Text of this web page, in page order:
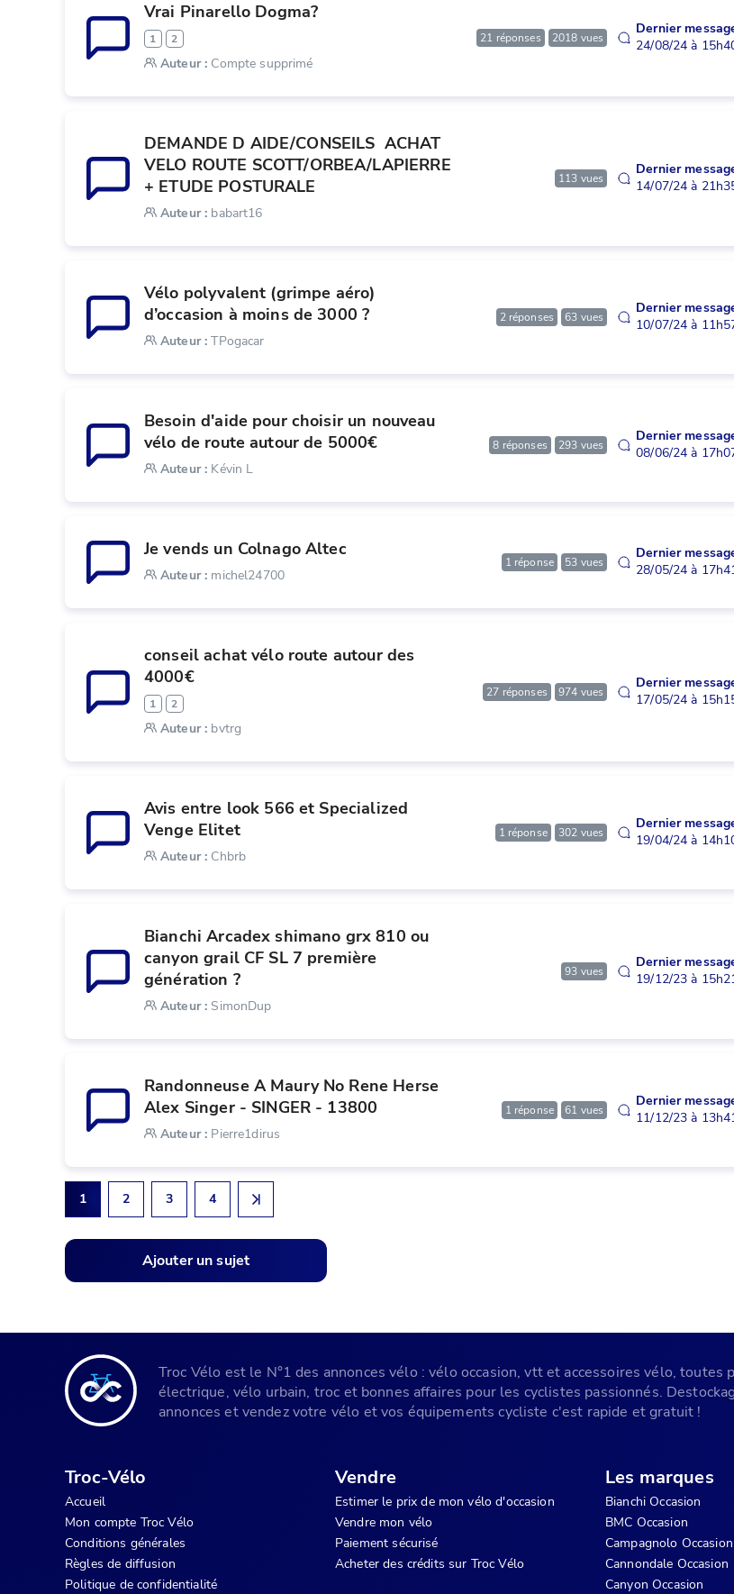
Vrai Pinarello Dogma?
1 2
Auteur: Compte supprimé
21 réponses 2018 vues
Dernier
24/08/24 à
DEMANDE D AIDE/CONSEILS  ACHAT
VELO ROUTE SCOTT/ORBEA/LAPIERRE
+ ETUDE POSTURALE
Auteur: babart16
113 vues
Dernier
14/07/24 à
Vélo polyvalent (grimpe aéro)
d’occasion à moins de 3000 ?
Auteur:TPogacar
2 réponses 63 vues
Dernier
10/07/24 à
Besoin d'aide pour choisir un nouveau
vélo de route autour de 5000€
Auteur: Kévin L
8 réponses 293 vues
Dernier
08/06/24 à
Je vends un Colnago Altec
Auteur: michel24700
1 réponse 53 vues
Dernier
28/05/24 à
conseil achat vélo route autour des
4000€
1 2
Auteur: bvtrg
27 réponses 974 vues
Dernier
17/05/24 à
Avis entre look 566 et Specialized
Venge Elitet
Auteur: Chbrb
1 réponse 302 vues
Dernier
19/04/24 à
Bianchi Arcadex shimano grx 810 ou
canyon grail CF SL 7 première
génération ?
Auteur: SimonDup
93 vues
Dernier
19/12/23 à
Randonneuse A Maury No Rene Herse
Alex Singer - SINGER - 13800
Auteur: Pierre1dirus
1 réponse 61 vues
Dernier
11/12/23 à
1 2 3 4
Ajouter un sujet
Troc Vélo est le N°1 des annonces vélo : vélo occasion, vtt et accessoires vélo,
électrique, vélo urbain, troc et bonnes affaires pour les cyclistes passionnés.
annonces et vendez votre vélo et vos équipements cycliste c'est rapide et gratuit !
Troc-Vélo
Accueil
Mon compte Troc Vélo
Conditions générales
Règles de diffusion
Politique de confidentialité
Vendre
Estimer le prix de mon vélo d'occasion
Vendre mon vélo
Paiement sécurisé
Acheter des crédits sur Troc Vélo
Les marques
Bianchi Occasion
BMC Occasion
Campagnolo Occasion
Cannondale Occasion
Canyon Occasion